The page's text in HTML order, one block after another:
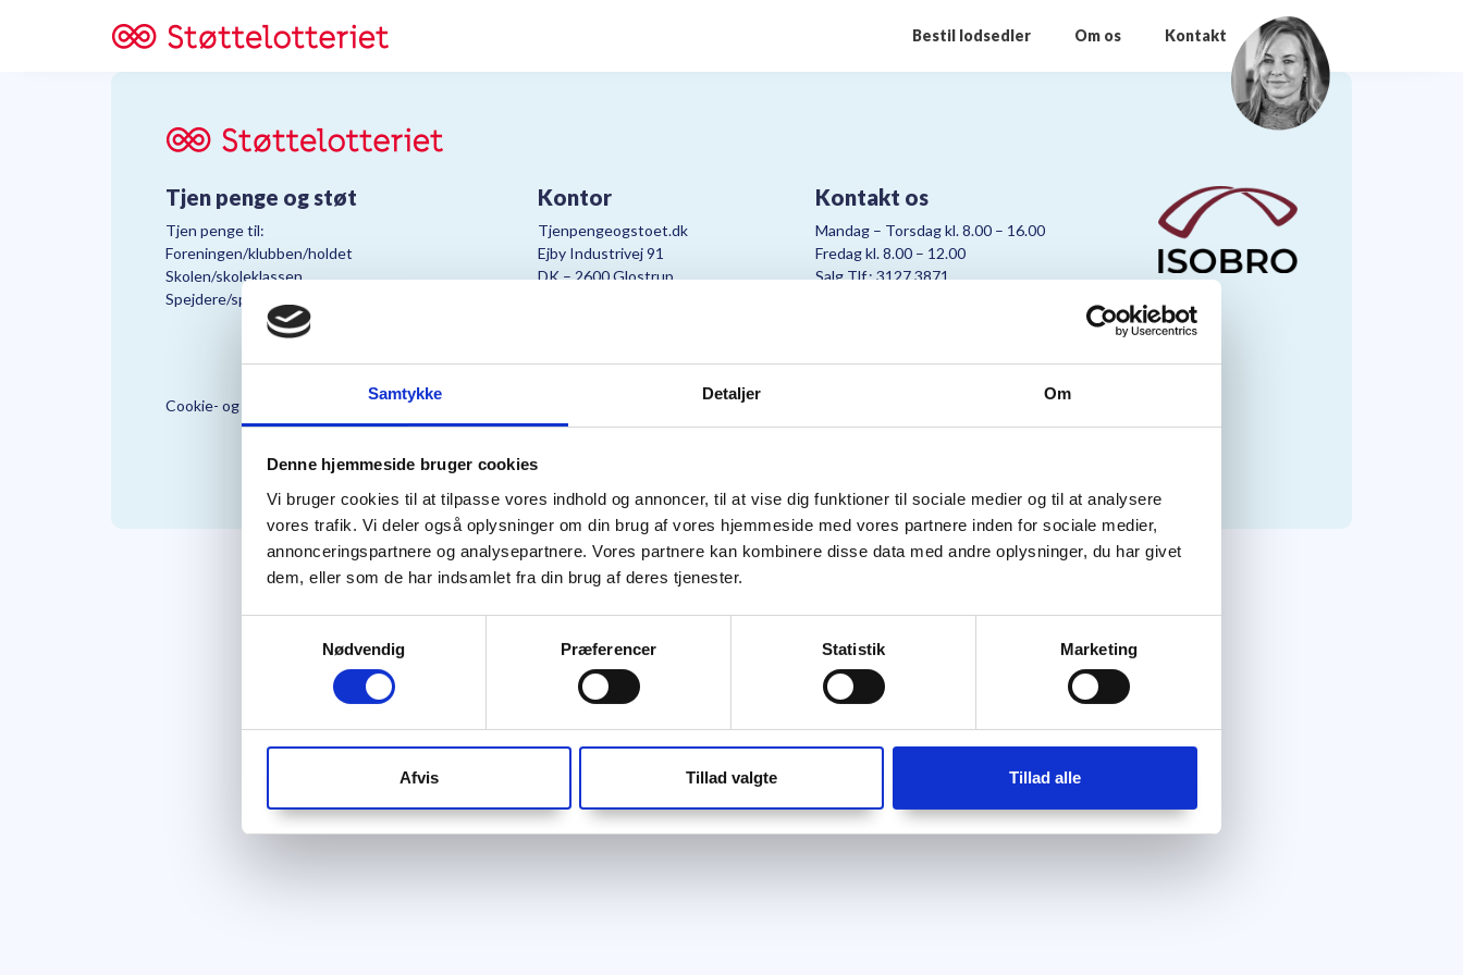
Samtykke Detaljer Om
Denne hjemmeside bruger cookies
Vi bruger cookies til at tilpasse vores indhold og annoncer, til at vise dig funktioner til sociale medier og til at analysere
vores trafik. Vi deler også oplysninger om din brug af vores hjemmeside med vores partnere inden for sociale medier,
annonceringspartnere og analysepartnere. Vores partnere kan kombinere disse data med andre oplysninger, du har givet
dem, eller som de har indsamlet fra din brug af deres tjenester.
Nødvendig
Præferencer Statistik Marketing
Afvis Tillad valgte Tillad alle
Bestil lodsedler Om os Kontakt
Tjen penge og støt
Tjen penge til:
Foreningen/klubben/holdet
Skolen/skoleklassen
Spejdere/spejdergruppen/FDF’ere, m.fl.
Kontor
Tjenpengeogstoet.dk
Ejby Industrivej 91
DK – 2600 Glostrup
Kontakt os
Mandag – Torsdag kl. 8.00 – 16.00
Fredag kl. 8.00 – 12.00
Salg Tlf.: 3127 3871
Cookie- og Persondatapolitik